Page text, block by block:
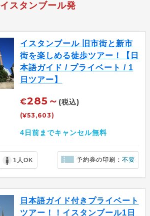
イスタンブール発
イスタンブール 旧市街と新市
街を楽しめる徒歩ツアー！【日
本語ガイド / プライベート / 1
日ツアー】
€285～ (税込)
(¥53,603)
4日前までキャンセル無料
1人OK 予約券の印刷：不要
日本語ガイド付きプライベート
ツアー！！イスタンブール1日